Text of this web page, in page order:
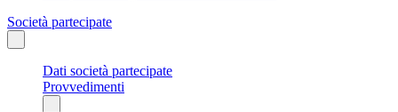
Società partecipate
Dati società partecipate
Provvedimenti